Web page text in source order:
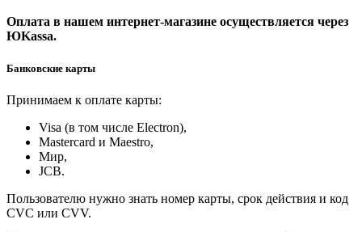
Оплата в нашем интернет-магазине осуществляется через
ЮKassa.
Банковские карты
Принимаем к оплате карты:
Visa (в том числе Electron),
Masterсard и Maestro,
Мир,
JCB.
Пользователю нужно знать номер карты, срок действия и код
CVC или CVV.